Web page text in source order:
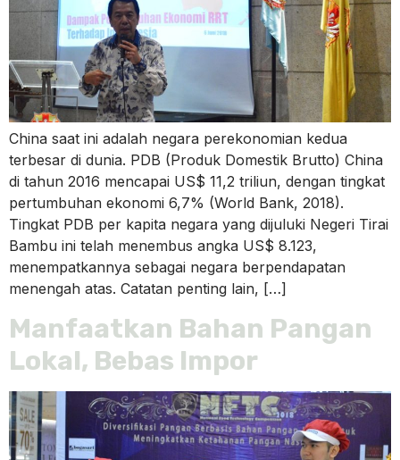
China saat ini adalah negara perekonomian kedua
terbesar di dunia. PDB (Produk Domestik Brutto) China
di tahun 2016 mencapai US$ 11,2 triliun, dengan tingkat
pertumbuhan ekonomi 6,7% (World Bank, 2018).
Tingkat PDB per kapita negara yang dijuluki Negeri Tirai
Bambu ini telah menembus angka US$ 8.123,
menempatkannya sebagai negara berpendapatan
menengah atas. Catatan penting lain, […]
Manfaatkan Bahan Pangan
Lokal, Bebas Impor